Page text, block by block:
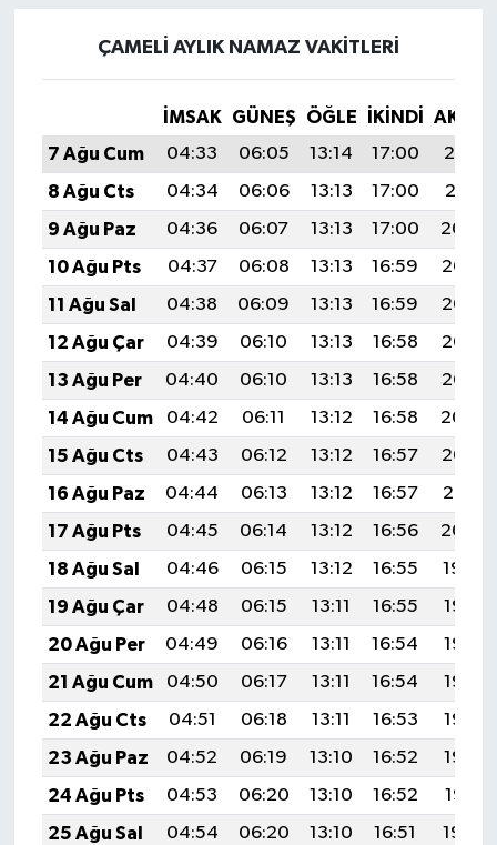
ÇAMELI AYLIK NAMAZ VAKITLERI
İMSAK GÜNEŞ ÖĞLE İKINDI
7 Ağu Cum
04:33 06:05 13:14 17:00
20:12
8 Ağu Cts
04:34 06:06 13:13 17:00
20:11
9 Ağu Paz
04:36 06:07 13:13 17:00
20:09
10 Ağu Pts
04:37 06:08 13:13 16:59
20:08
11 Ağu Sal
04:38 06:09 13:13 16:59
20:07
12 Ağu Çar
04:39 06:10 13:13 16:58
20:06
13 Ağu Per
04:40 06:10 13:13 16:58
20:05
14 Ağu Cum
04:42 06:11 13:12 16:58
20:04
15 Ağu Cts
04:43 06:12 13:12 16:57
20:02
16 Ağu Paz
04:44 06:13 13:12 16:57
20:01
17 Ağu Pts
04:45 06:14 13:12 16:56
20:00
18 Ağu Sal
04:46 06:15 13:12 16:55
19:59
19 Ağu Çar
04:48 06:15 13:11 16:55
19:57
20 Ağu Per
04:49 06:16 13:11 16:54
19:56
21 Ağu Cum
04:50 06:17 13:11 16:54
19:55
22 Ağu Cts
04:51 06:18 13:11 16:53
19:53
23 Ağu Paz
04:52 06:19 13:10 16:52
19:52
24 Ağu Pts
04:53 06:20 13:10 16:52
19:51
25 Ağu Sal
04:54 06:20 13:10 16:51 19:49